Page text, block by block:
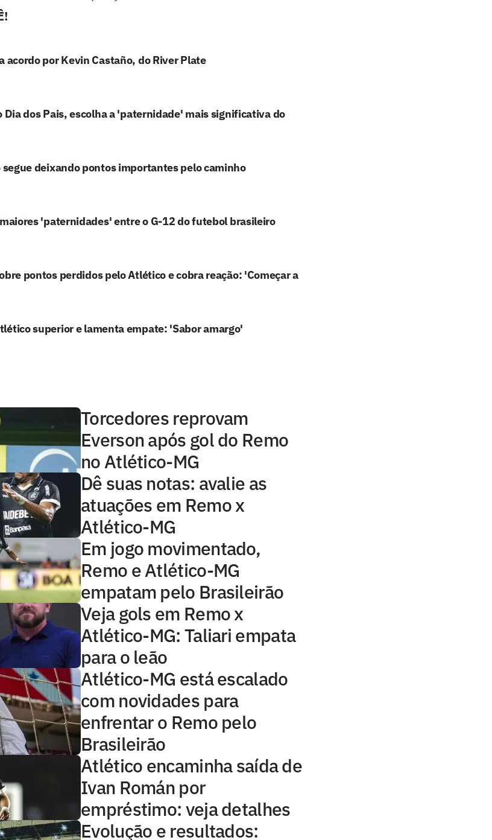
acordo por Kevin Castaño, do River Plate
Dia dos Pais, escolha a 'paternidade' mais significativa do
deixando pontos importantes pelo caminho
'paternidades' entre o G-12 do futebol brasileiro
pontos perdidos pelo Atlético e cobra reação: 'Começar a
superior e lamenta empate: 'Sabor amargo'
Torcedores reprovam
Everson após gol do Remo
no Atlético-MG
Dê suas notas: avalie as
atuações em Remo x
Atlético-MG
Em jogo movimentado,
Remo e Atlético-MG
empatam pelo Brasileirão
Veja gols em Remo x
Atlético-MG: Taliari empata
para o leão
Atlético-MG está escalado
com novidades para
enfrentar o Remo pelo
Brasileirão
Atlético encaminha saída de
Ivan Román por
empréstimo: veja detalhes
Evolução e resultados: